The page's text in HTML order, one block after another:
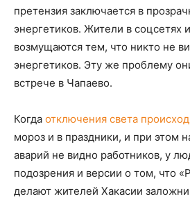
претензия заключается в
энергетиков. Жители в соцсетях
возмущаются тем, что никто не
энергетиков. Эту же проблему
встрече в Чапаево.
Когда отключения света
мороз и в праздники, и при этом
аварий не видно работников, у
подозрения и версии о том, что
делают жителей Хакасии